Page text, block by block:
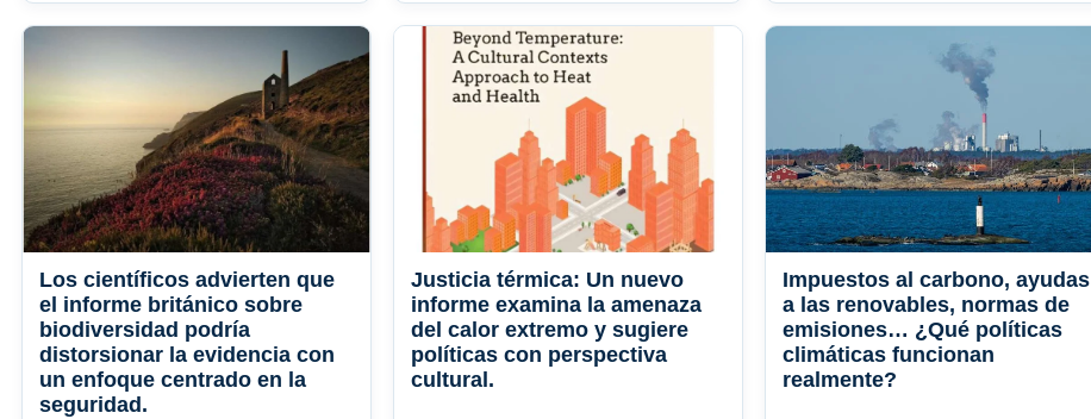
Los científicos advierten que
el informe británico sobre
biodiversidad podría
distorsionar la evidencia con
un enfoque centrado en la
seguridad.
Justicia térmica: Un nuevo
informe examina la amenaza
del calor extremo y sugiere
políticas con perspectiva
cultural.
Impuestos al carbono, ayudas
a las renovables, normas de
emisiones… ¿Qué políticas
climáticas funcionan
realmente?